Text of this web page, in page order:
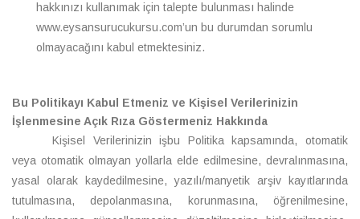
hakkınızı kullanımak için talepte bulunması halinde
www.eysansurucukursu.com’un bu durumdan sorumlu
olmayacağını kabul etmektesiniz.
Bu Politikayı Kabul Etmeniz ve Kişisel Verilerinizin
İşlenmesine Açık Rıza Göstermeniz Hakkında
Kişisel Verilerinizin işbu Politika kapsamında, otomatik
veya otomatik olmayan yollarla elde edilmesine, devralınmasına,
yasal olarak kaydedilmesine, yazılı/manyetik arşiv kayıtlarında
tutulmasına, depolanmasına, korunmasına, öğrenilmesine,